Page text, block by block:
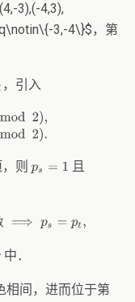
3),(-4,3),
3,-4\}$，第
，引入
0(mod 2)
则 ps =1 且
ps=p ,
中．
间，进而位于第